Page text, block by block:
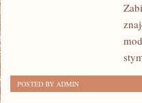
ZABIEGÓW
POSTED BY ADMIN